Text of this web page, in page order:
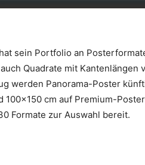
sein Portfolio an
Quadrate mit Kantenlängen
werden Panorama-Poster
100×150 cm auf Premium-
Formate zur Auswahl bereit.